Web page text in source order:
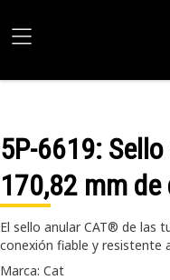
5P-6619:
170,82 mm
El sello anular CAT® de las
conexión fiable y resistente
Marca: Cat